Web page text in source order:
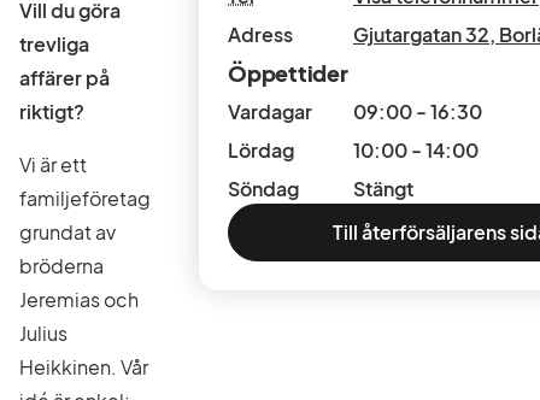
Vill du göra
trevliga
affärer på
riktigt?
Vi är ett
familjeföretag
grundat av
bröderna
Jeremias och
Julius
Heikkinen. Vår
Adress
Gjutargatan 32,
Öppettider
Vardagar
09:00 - 16:30
Lördag
10:00 - 14:00
Söndag
Stängt
Till återförsäljarens